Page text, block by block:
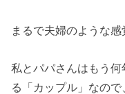
まるで夫婦のような感
私とパパさんはもう
る「カップル」なの